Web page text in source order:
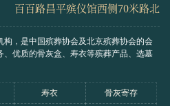
百百路昌平殡仪馆西侧70米路北
，是中国殡葬协会及北京殡葬协会的会
、优质的骨灰盒、寿衣等殡葬产品、选墓
寿衣 骨灰寄存